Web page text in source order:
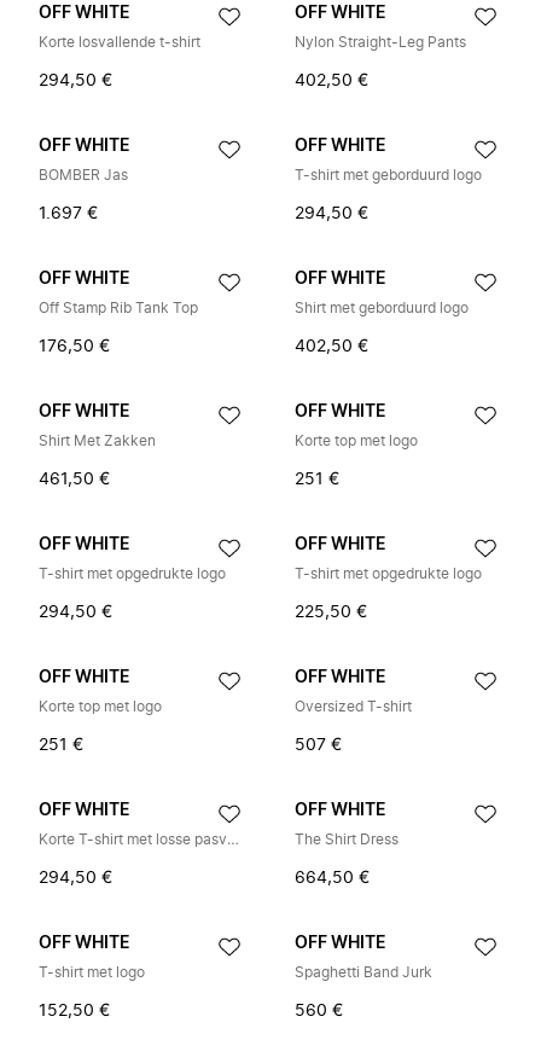
OFF WHITE
Korte losvallende t-shirt
294,50 €
OFF WHITE
Nylon Straight-Leg Pants
402,50 €
OFF WHITE
BOMBER Jas
1.697 €
OFF WHITE
T-shirt met geborduurd logo
294,50 €
OFF WHITE
Off Stamp Rib Tank Top
176,50 €
OFF WHITE
Shirt met geborduurd logo
402,50 €
OFF WHITE
Shirt Met Zakken
461,50 €
OFF WHITE
Korte top met logo
251 €
OFF WHITE
T-shirt met opgedrukte logo
294,50 €
OFF WHITE
T-shirt met opgedrukte logo
225,50 €
OFF WHITE
Korte top met logo
251 €
OFF WHITE
Oversized T-shirt
507 €
OFF WHITE
Korte T-shirt met losse pasvorm
294,50 €
OFF WHITE
The Shirt Dress
664,50 €
OFF WHITE
T-shirt met logo
152,50 €
OFF WHITE
Spaghetti Band Jurk
560 €